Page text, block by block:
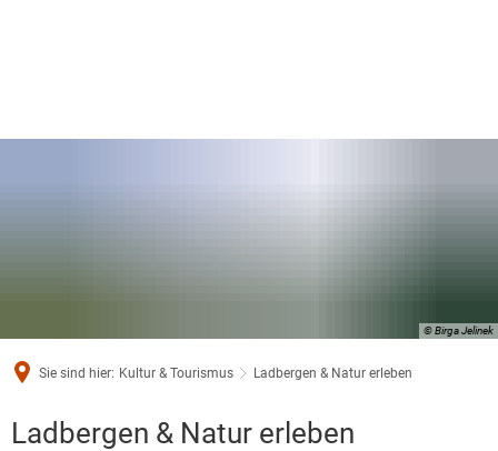
© Birga Jelinek
Sie sind hier: Kultur & Tourismus Ladbergen & Natur erleben
Ladbergen
Ladbergen & Natur erleben